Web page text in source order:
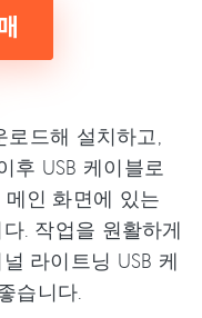
드해 설치하고,
후 USB 케이블로
인 화면에 있는
. 작업을 원활하게
라이트닝 USB 케
습니다.